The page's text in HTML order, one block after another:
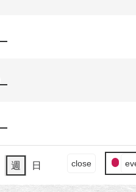
週 日
ン
close